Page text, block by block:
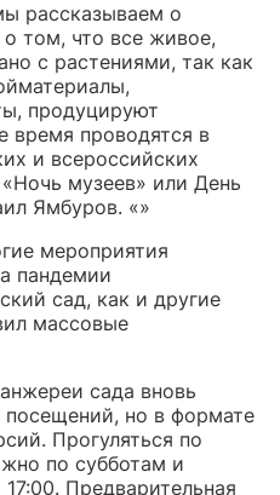
рассказываем о
том, что все живое,
с растениями, так как
продуцируют
время проводятся в
и всероссийских
музеев» или День
Ямбуров. «»
мероприятия
пандемии
сад, как и другие
массовые
сада вновь
но в формате
Прогуляться по
по субботам и
Предварительная